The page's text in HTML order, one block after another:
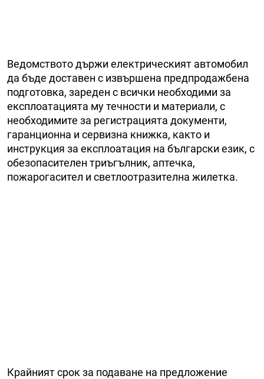
Ведомството държи електрическият автомобил
да бъде доставен с извършена предпродажбена
подготовка, зареден с всички необходими за
експлоатацията му течности и материали, с
необходимите за регистрацията документи,
гаранционна и сервизна книжка, както и
инструкция за експлоатация на български език, с
обезопасителен триъгълник, аптечка,
пожарогасител и светлоотразителна жилетка.
Крайният срок за подаване на предложение